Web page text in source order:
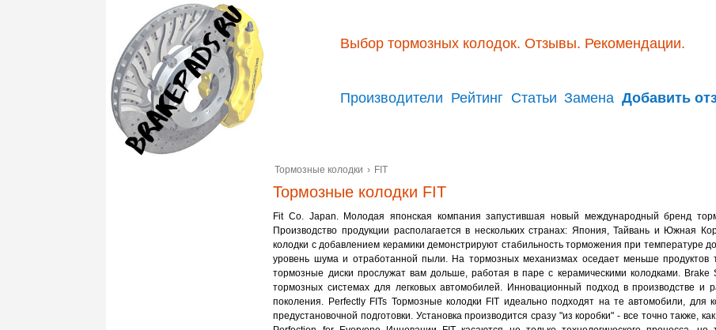
Выбор тормозных колодок. Отзывы. Рекомендации.
Производители Рейтинг Статьи Замена Добавить
Тормозные колодки › FIT
Тормозные колодки FIT
Fit Co. Japan. Молодая японская компания запустившая новый международный бренд
Производство продукции располагается в нескольких странах: Япония, Тайвань и Южная
колодки с добавлением керамики демонстрируют стабильность торможения при температуре
уровень шума и отработанной пыли. На тормозных механизмах оседает меньше продуктов
тормозные диски прослужат вам дольше, работая в паре с керамическими колодками. Brake
тормозных системах для легковых автомобилей. Инновационный подход в производстве и
поколения. Perfectly FITs Тормозные колодки FIT идеально подходят на те автомобили, для
предустановочной подготовки. Установка производится сразу "из коробки" - все точно также,